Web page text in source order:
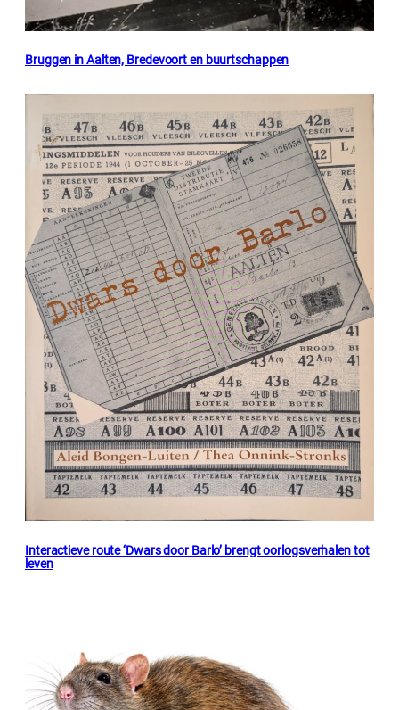
Bruggen in Aalten, Bredevoort en buurtschappen
Interactieve route ‘Dwars door Barlo’ brengt oorlogsverhalen tot
leven